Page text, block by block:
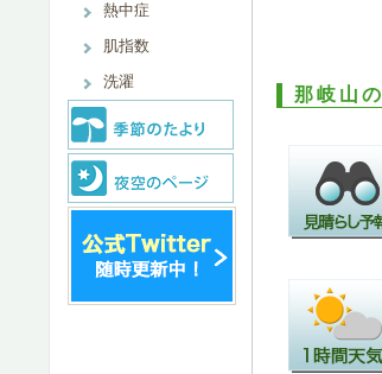
熱中症
肌指数
洗濯
那岐山